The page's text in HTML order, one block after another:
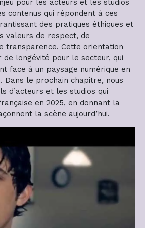
pour les acteurs et les studios
contenus qui répondent à ces
des pratiques éthiques et
valeurs de respect, de
transparence. Cette orientation
de longévité pour le secteur, qui
face à un paysage numérique en
Dans le prochain chapitre, nous
d’acteurs et les studios qui
en 2025, en donnant la
la scène aujourd’hui.